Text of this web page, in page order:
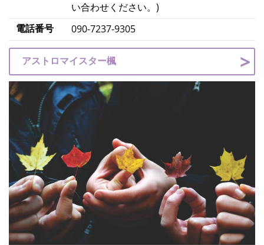
い合わせください。)
電話番号
090-7237-9305
アストロマイスター楓